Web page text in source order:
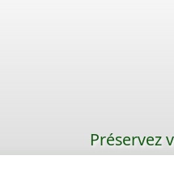
Préservez